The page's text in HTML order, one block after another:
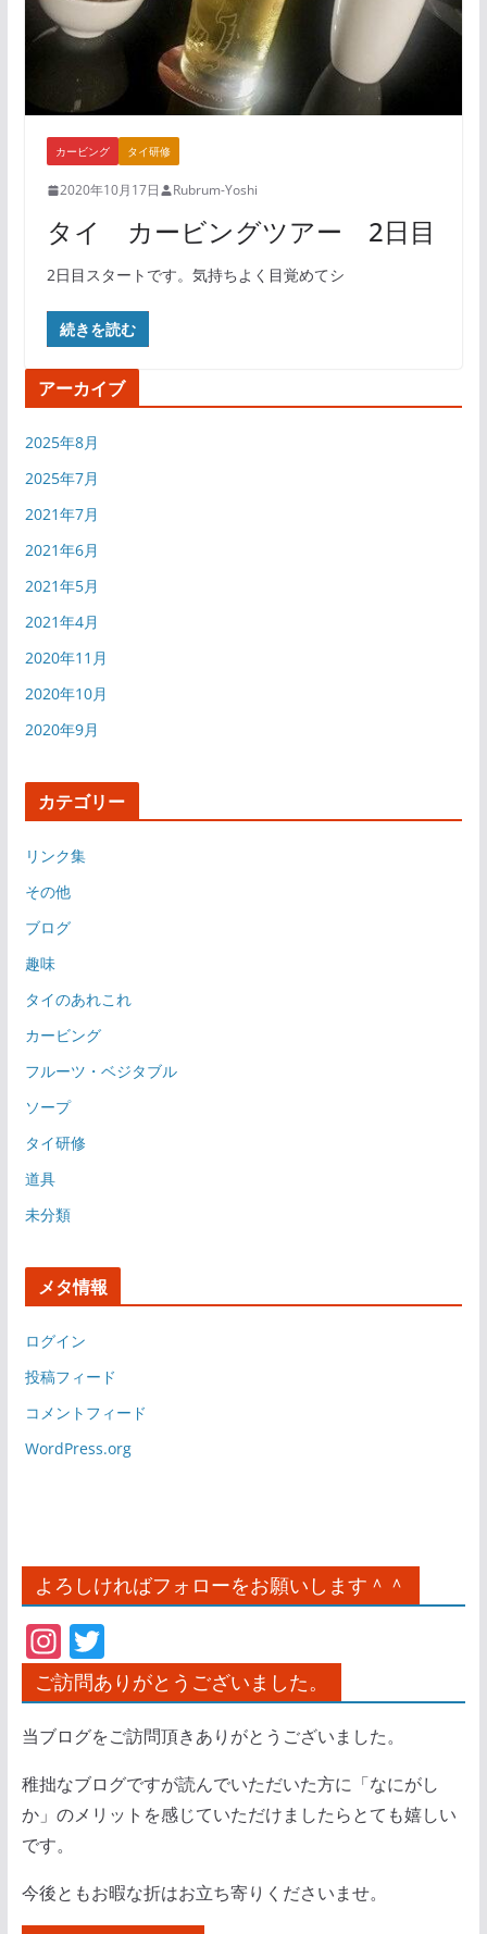
カービング タイ研修
2020年10月17日 Rubrum-Yoshi
タイ カービングツアー 2日目
2日目スタートです。気持ちよく目覚めてシ
続きを読む
アーカイブ
2025年8月
2025年7月
2021年7月
2021年6月
2021年5月
2021年4月
2020年11月
2020年10月
2020年9月
カテゴリー
リンク集
その他
ブログ
趣味
タイのあれこれ
カービング
フルーツ・ベジタブル
ソープ
タイ研修
道具
未分類
メタ情報
ログイン
投稿フィード
コメントフィード
WordPress.org
よろしければフォローをお願いします＾＾
In
st
a
gr
a
m
T
w
itt
er
ご訪問ありがとうございました。
当ブログをご訪問頂きありがとうございました。
稚拙なブログですが読んでいただいた方に「なにがし
か」のメリットを感じていただけましたらとても嬉しい
です。
今後ともお暇な折はお立ち寄りくださいませ。